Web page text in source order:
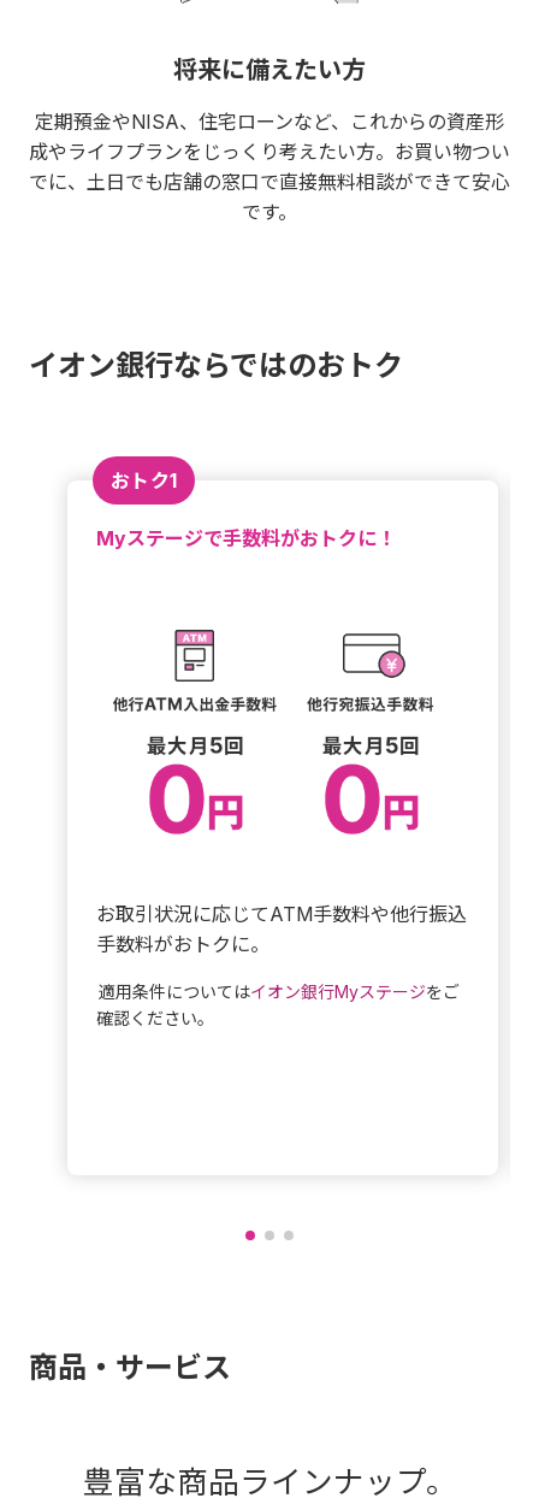
将来に備えたい方
定期預金やNISA、住宅ローンなど、これからの資産形
成やライフプランをじっくり考えたい方。お買い物つい
でに、土日でも店舗の窓口で直接無料相談ができて安心
です。
イオン銀行ならではのおトク
おトク1
Myステージで手数料がおトクに！
お取引状況に応じてATM手数料や他行振込
手数料がおトクに。
適用条件についてはイオン銀行Myステージをご
確認ください。
商品・サービス
豊富な商品ラインナップ。